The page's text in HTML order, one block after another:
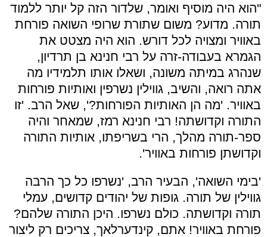
"הוא היה מוסיף ואומר, שלדור הזה קל יותר ללמוד
תורה. מדוע? משום שתורת שרופי השואה פורחת
באוויר ומצויה לכל דורש. הוא היה מצטט את
הגמרא בעבודה-זרה על רבי חנינא בן תרדיון,
שנהרג במיתה משונה, ושאלו אותו תלמידיו מה
אתה רואה, והשיב, גווילין נשרפין ואותיות פורחות
באוויר. 'מה הן האותיות הפורחות?', שאל הרב. 'זו
התורה וקדושתה! רבי חנינא רמז, שמאחר והיה
ספר-תורה מהלך, הרי בשריפתו, אותיות התורה
וקדושתן פורחות באוויר'.
'בימי השואה', הבעיר הרב, 'נשרפו כל כך הרבה
גווילין של תורה. גופות של יהודים קדושים, עמלי
תורה וקדושתה. כולם נשרפו. היכן התורה שלהם?
פורחת באוויר! אתם, קינדערלאך, צריכים רק ליצור